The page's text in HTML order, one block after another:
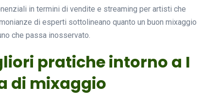
in termini di vendite e streaming per artisti che
di esperti sottolineano quanto un buon mixaggio
che passa inosservato.
pratiche intorno a I
di mixaggio